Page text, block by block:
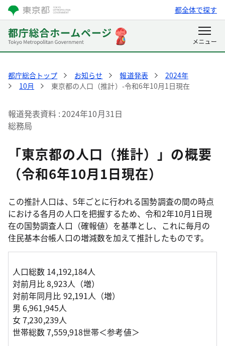
都全体で探す
都庁総合トップ お知らせ 報道発表
2024年
10月
東京都の人口（推計）-令和6年10月1日現在
報道発表資料 2024年10月31日
総務局
「東京都の人口（推計）」の概要
（令和6年10月1日現在）
この推計人口は、5年ごとに行われる国勢調査の間の時点
における各月の人口を把握するため、令和2年10月1日現
在の国勢調査人口（確報値）を基準とし、これに毎月の
住民基本台帳人口の増減数を加えて推計したものです。
人口総数 14,192,184人
対前月比 8,923人（増）
対前年同月比 92,191人（増）
男 6,961,945人
女 7,230,239人
世帯総数 7,559,918世帯＜参考値＞